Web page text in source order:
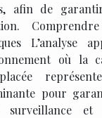
afin de
L’analyse
où la
pour
et